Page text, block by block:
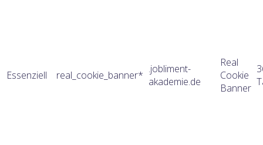
Essenziell real_cookie_banner* .jobliment-
akademie.de
Real
Cookie
Banner